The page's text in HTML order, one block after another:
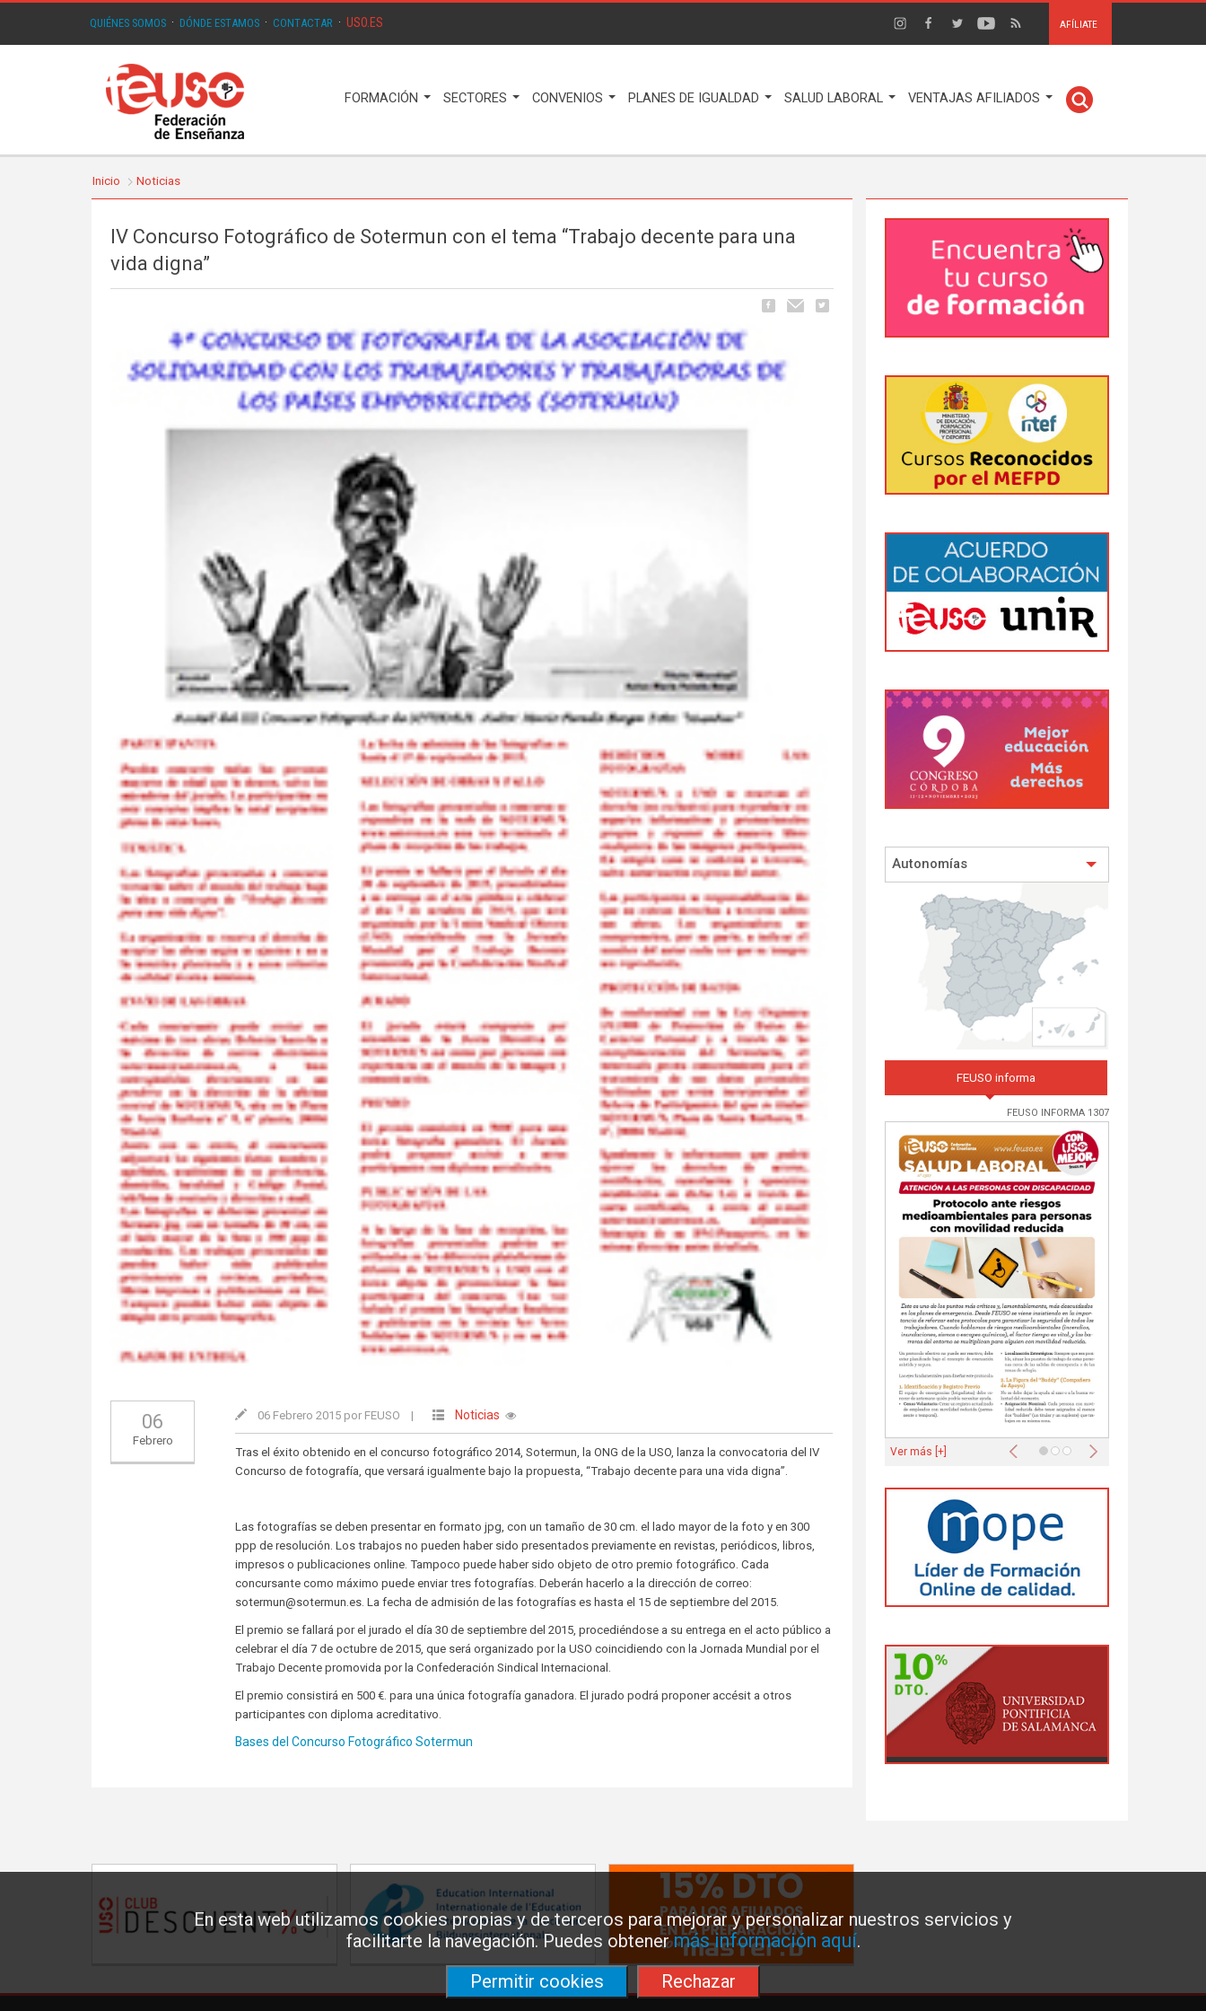
En esta web utilizamos cookies propias y de terceros para mejorar y personalizar nuestros servicios y
facilitarte la navegación. Puedes obtenermás información aquí.
Permitir cookies
Rechazar
QUIÉNES SOMOS · DÓNDE ESTAMOS · CONTACTAR · USO.ES AFÍLIATE
FORMACIÓN SECTORES CONVENIOS PLANES DE IGUALDAD SALUD LABORAL VENTAJAS AFILIADOS
Inicio Noticias
IV Concurso Fotográfico de Sotermun con el tema “Trabajo decente para una
vida digna”
06
Febrero
06 Febrero 2015 por FEUSO | Noticias
Tras el éxito obtenido en el concurso fotográfico 2014, Sotermun, la ONG de la USO, lanza la convocatoria del IV
Concurso de fotografía, que versará igualmente bajo la propuesta, “Trabajo decente para una vida digna”.
Las fotografías se deben presentar en formato jpg, con un tamaño de 30 cm. el lado mayor de la foto y en 300
ppp de resolución. Los trabajos no pueden haber sido presentados previamente en revistas, periódicos, libros,
impresos o publicaciones online. Tampoco puede haber sido objeto de otro premio fotográfico. Cada
concursante como máximo puede enviar tres fotografías. Deberán hacerlo a la dirección de correo:
sotermun@sotermun.es. La fecha de admisión de las fotografías es hasta el 15 de septiembre del 2015.
El premio se fallará por el jurado el día 30 de septiembre del 2015, procediéndose a su entrega en el acto público a
celebrar el día 7 de octubre de 2015, que será organizado por la USO coincidiendo con la Jornada Mundial por el
Trabajo Decente promovida por la Confederación Sindical Internacional.
El premio consistirá en 500 €. para una única fotografía ganadora. El jurado podrá proponer accésit a otros
participantes con diploma acreditativo.
Bases del Concurso Fotográfico Sotermun
Autonomías
FEUSO informa
FEUSO INFORMA 1307
Anterior Siguiente
Ver más [+]